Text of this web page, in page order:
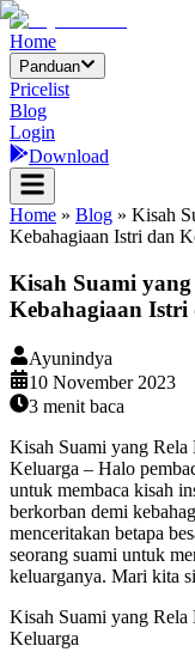
Home
Panduan
Pricelist
Blog
Login
Download
Home » Blog » Kisah
Kebahagiaan Istri dan
Kisah Suami
Kebahagiaan Istri
Ayunindya
10 November 2023
3 menit baca
Kisah Suami yang
Keluarga – Halo
untuk membaca kisah
berkorban demi
menceritakan betapa
seorang suami untuk
keluarganya. Mari kita
Kisah Suami yang
Keluarga